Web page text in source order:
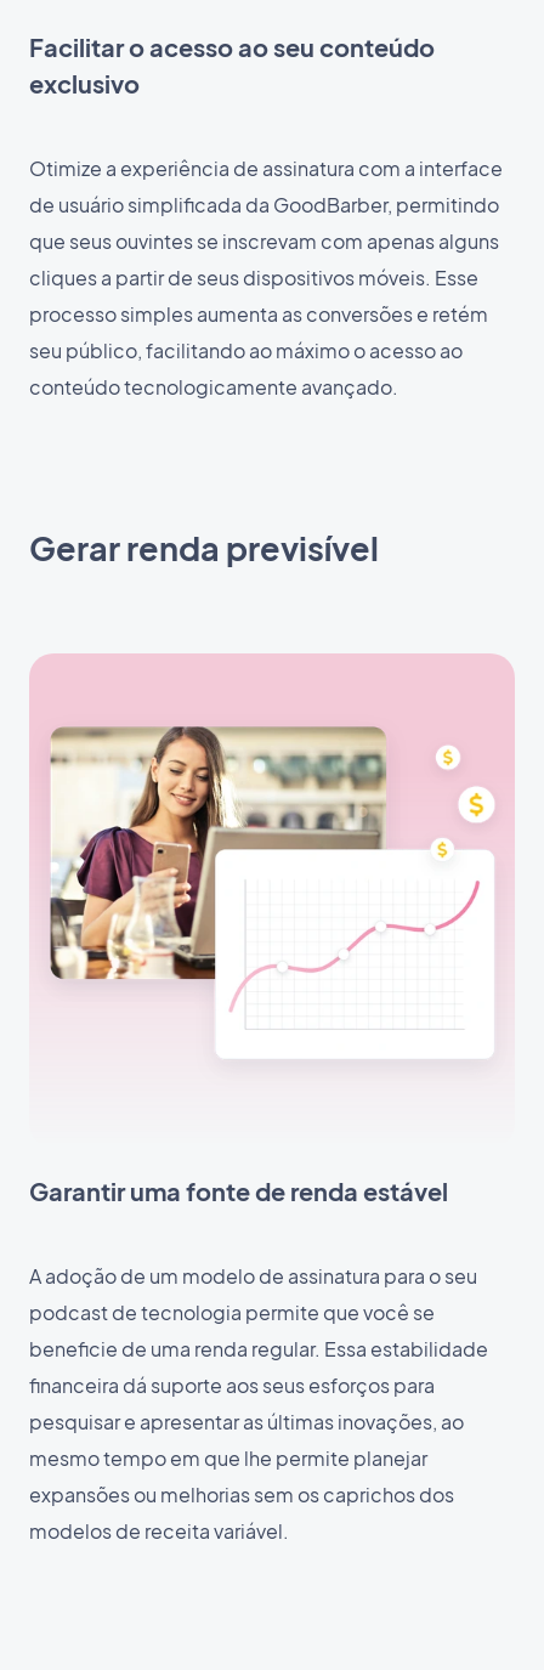
Facilitar o acesso ao seu conteúdo
exclusivo
Otimize a experiência de assinatura com a interface
de usuário simplificada da GoodBarber, permitindo
que seus ouvintes se inscrevam com apenas alguns
cliques a partir de seus dispositivos móveis. Esse
processo simples aumenta as conversões e retém
seu público, facilitando ao máximo o acesso ao
conteúdo tecnologicamente avançado.
Gerar renda previsível
Garantir uma fonte de renda estável
A adoção de um modelo de assinatura para o seu
podcast de tecnologia permite que você se
beneficie de uma renda regular. Essa estabilidade
financeira dá suporte aos seus esforços para
pesquisar e apresentar as últimas inovações, ao
mesmo tempo em que lhe permite planejar
expansões ou melhorias sem os caprichos dos
modelos de receita variável.